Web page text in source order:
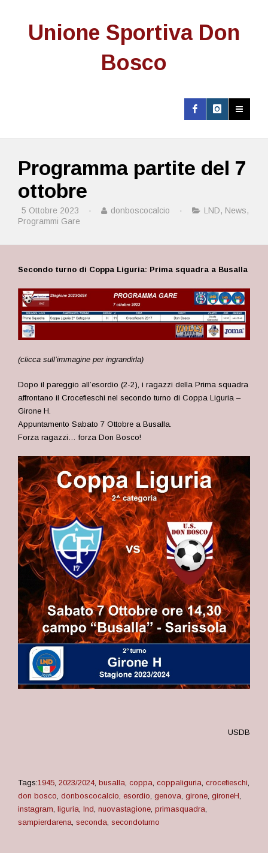
Unione Sportiva Don
Bosco
Programma partite del 7
ottobre
5 Ottobre 2023 · donboscocalcio · LND, News,
Programmi Gare
Secondo turno di Coppa Liguria: Prima squadra a Busalla
(clicca sull’immagine per ingrandirla)
Dopo il pareggio all’esordio (2-2), i ragazzi della Prima squadra
affrontano il Crocefieschi nel secondo turno di Coppa Liguria –
Girone H.
Appuntamento Sabato 7 Ottobre a Busalla.
Forza ragazzi… forza Don Bosco!
USDB
Tags:1945 2023/2024, busalla coppa coppaliguria crocefieschi
don bosco donboscocalcio esordio genova girone gironeH
instagram liguria lnd nuovastagione primasquadra
sampierdarena seconda secondoturno